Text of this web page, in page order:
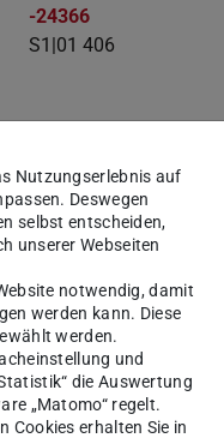
-24366
S1|01 406
-24370
S1|01 501
manuela.frank@tu-...
-24454
S1|01 502
Nutzungserlebnis auf
Deswegen
selbst entscheiden,
unserer Webseiten
notwendig, damit
werden kann. Diese
werden.
und
die Auswertung
„Matomo“ regelt.
Cookies erhalten Sie in